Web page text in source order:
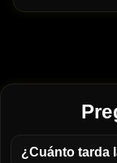
¿Cuánto tarda